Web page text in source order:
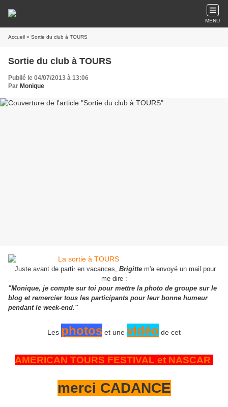
MENU
Accueil » Sortie du club à TOURS
Sortie du club à TOURS
Publié le 04/07/2013 à 13:06
Par Monique
Juste avant de partir en vacances, Brigittem'a envoyé un mail pour
me dire :
"Monique, je compte sur toi pour mettre la photo de groupe sur le
blog et remercier tous les participants pour leur bonne humeur
pendant le week-end."
Les photos et une vidéo de cet
AMERICAN TOURS FESTIVAL et NASCAR
merci CADANCE